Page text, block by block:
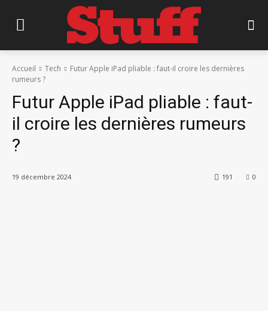
Accueil Tech
Futur Apple iPad pliable : faut-il croire les dernières
rumeurs ?
Futur Apple iPad pliable : faut-
il croire les dernières rumeurs
?
19 décembre 2024 0
191